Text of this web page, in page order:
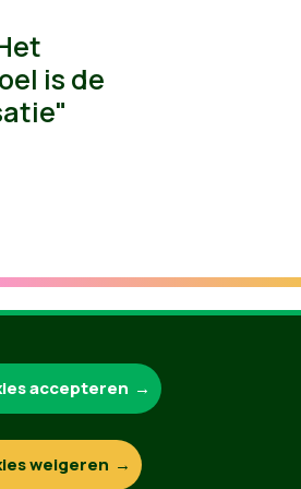
is de
Groen.be
accepteren
weigeren